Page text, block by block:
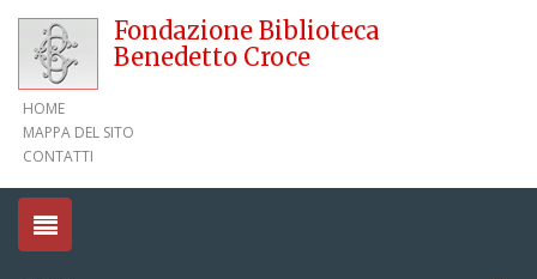
Fondazione Biblioteca
Benedetto Croce
HOME
MAPPA DEL SITO
CONTATTI